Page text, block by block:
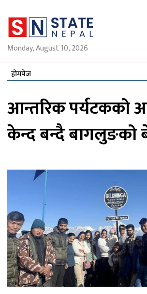
Monday, August 10, 2026
होमपेज
आन्तरिक पर्यटकको
केन्द बन्दै बागलुङको